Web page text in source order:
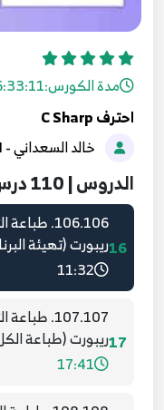
مدة الكورس:
احترف C Sharp
خالد السعداني - Khalid ESSAADANI
الدروس | 110 درس
14
104.104.
ملف XML
8:08
15
105.105.
المخزنة في ملف XML
9:53
16ريبورت (تهيئة
11:32
17ريبورت (طباعة
17:41